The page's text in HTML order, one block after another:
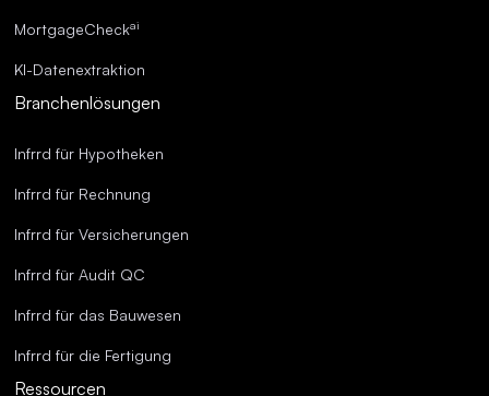
MortgageCheckai
KI-Datenextraktion
Branchenlösungen
Infrrd für Hypotheken
Infrrd für Rechnung
Infrrd für Versicherungen
Infrrd für Audit QC
Infrrd für das Bauwesen
Infrrd für die Fertigung
Ressourcen